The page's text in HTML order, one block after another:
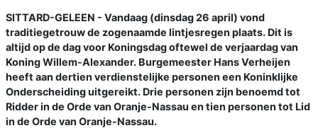
SITTARD-GELEEN - Vandaag (dinsdag 26 april) vond
traditiegetrouw de zogenaamde lintjesregen plaats. Dit is
altijd op de dag voor Koningsdag oftewel de verjaardag van
Koning Willem-Alexander. Burgemeester Hans Verheijen
heeft aan dertien verdienstelijke personen een Koninklijke
Onderscheiding uitgereikt. Drie personen zijn benoemd tot
Ridder in de Orde van Oranje-Nassau en tien personen tot Lid
in de Orde van Oranje-Nassau.